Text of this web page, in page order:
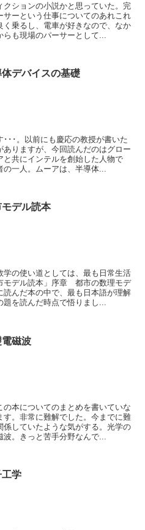
クションの小説かと思っていた。完
ーという仕事についてのあれこれ
乗るし、電車が好きなので、なか
も現場のパーサーとして...
デバイスの基礎
･･。以前にも慶応の教授が書いた
りますが、今回読んだのはグロー
共にインテルを創始した人物で
の一人。ムーアは、半導体...
デル読本
の使い道としては、最も日常生活
モデル読本」序章 都市の数理モデ
んだ本の中で、最も日本語が理解
を読んだ時点で悟りまし...
磁波
本についてのまとめを書いていな
。非常に難解でした。今までに難
していたような気がする。光学の
。きっと苦手分野なんで...
学